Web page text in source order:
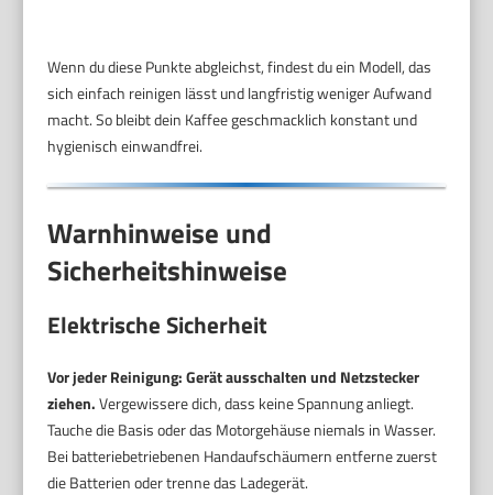
Wenn du diese Punkte abgleichst, findest du ein Modell, das
sich einfach reinigen lässt und langfristig weniger Aufwand
macht. So bleibt dein Kaffee geschmacklich konstant und
hygienisch einwandfrei.
Warnhinweise und
Sicherheitshinweise
Elektrische Sicherheit
Vor jeder Reinigung: Gerät ausschalten und Netzstecker
ziehen.Vergewissere dich, dass keine Spannung anliegt.
Tauche die Basis oder das Motorgehäuse niemals in Wasser.
Bei batteriebetriebenen Handaufschäumern entferne zuerst
die Batterien oder trenne das Ladegerät.